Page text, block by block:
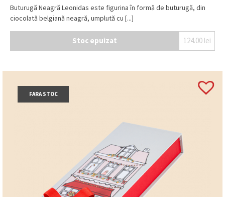
Buturugă Neagră Leonidas este figurina în formă de buturugă, din
ciocolată belgiană neagră, umplută cu [...]
Stoc epuizat 124.00 lei
FARA STOC